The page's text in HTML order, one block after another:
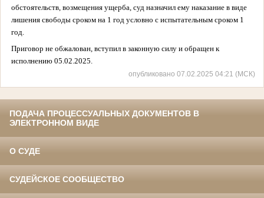
обстоятельств, возмещения ущерба, суд назначил ему наказание в виде
лишения свободы сроком на 1 год условно с испытательным сроком 1
год.
Приговор не обжалован, вступил в законную силу и обращен к
исполнению 05.02.2025.
опубликовано 07.02.2025 04:21 (МСК)
ПОДАЧА ПРОЦЕССУАЛЬНЫХ ДОКУМЕНТОВ В
ЭЛЕКТРОННОМ ВИДЕ
О СУДЕ
СУДЕЙСКОЕ СООБЩЕСТВО